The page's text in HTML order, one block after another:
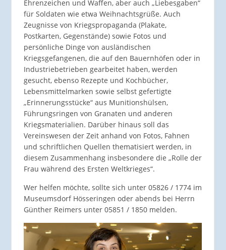
Ehrenzeichen und Waffen, aber auch „Liebesgaben“
für Soldaten wie etwa Weihnachtsgrüße. Auch
Zeugnisse von Kriegspropaganda (Plakate,
Postkarten, Gegenstände) sowie Fotos und
persönliche Dinge von ausländischen
Kriegsgefangenen, die auf den Bauernhöfen oder in
Industriebetrieben gearbeitet haben, werden
gesucht, ebenso Rezepte und Kochbücher,
Lebensmittelmarken sowie selbst gefertigte
„Erinnerungsstücke“ aus Munitionshülsen,
Führungsringen von Granaten und anderen
Kriegsmaterialien. Darüber hinaus soll das
Vereinswesen der Zeit anhand von Fotos, Fahnen
und schriftlichen Quellen thematisiert werden, in
diesem Zusammenhang insbesondere die „Rolle der
Frau während des Ersten Weltkrieges“.
Wer helfen möchte, sollte sich unter 05826 / 1774 im
Museumsdorf Hösseringen oder abends bei Herrn
Günther Reimers unter 05851 / 1850 melden.